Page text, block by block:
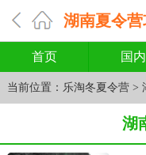
湖南夏令
首页 国内
当前位置： 乐淘冬夏令营>
湖